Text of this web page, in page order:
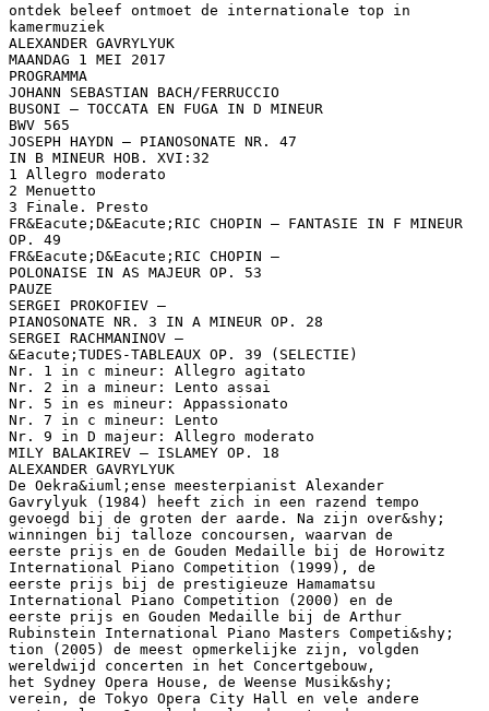
ontdek beleef ontmoet de internationale top in
kamermuziek
ALEXANDER GAVRYLYUK
MAANDAG 1 MEI 2017
PROGRAMMA
JOHANN SEBASTIAN BACH/FERRUCCIO
BUSONI – TOCCATA EN FUGA IN D MINEUR
BWV 565
JOSEPH HAYDN – PIANOSONATE NR. 47
IN B MINEUR HOB. XVI:32
1 Allegro moderato
2 Menuetto
3 Finale. Presto
FR&Eacute;D&Eacute;RIC CHOPIN – FANTASIE IN F MINEUR
OP. 49
FR&Eacute;D&Eacute;RIC CHOPIN –
POLONAISE IN AS MAJEUR OP. 53
PAUZE
SERGEI PROKOFIEV –
PIANOSONATE NR. 3 IN A MINEUR OP. 28
SERGEI RACHMANINOV –
&Eacute;TUDES-TABLEAUX OP. 39 (SELECTIE)
Nr. 1 in c mineur: Allegro agitato
Nr. 2 in a mineur: Lento assai
Nr. 5 in es mineur: Appassionato
Nr. 7 in c mineur: Lento
Nr. 9 in D majeur: Allegro moderato
MILY BALAKIREV – ISLAMEY OP. 18
ALEXANDER GAVRYLYUK
De Oekra&iuml;ense meesterpianist Alexander
Gavrylyuk (1984) heeft zich in een razend tempo
gevoegd bij de groten der aarde. Na zijn over&shy;
winningen bij talloze concoursen, waarvan de
eerste prijs en de Gouden Medaille bij de Horowitz
International Piano Competition (1999), de
eerste prijs bij de prestigieuze Hamamatsu
International Piano Competition (2000) en de
eerste prijs en Gouden Medaille bij de Arthur
Rubinstein International Piano Masters Competi&shy;
tion (2005) de meest opmerkelijke zijn, volgden
wereldwijd concerten in het Concertgebouw,
het Sydney Opera House, de Weense Musik&shy;
verein, de Tokyo Opera City Hall en vele andere